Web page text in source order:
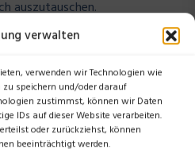
verwalten
verwenden wir Technologien wie
speichern und/oder darauf
zustimmst, können wir Daten
IDs auf dieser Website verarbeiten.
oder zurückziehst, können
beeinträchtigt werden.
auszutauschen.
Freundschaften gingen
und mit dem Wunsch, solche